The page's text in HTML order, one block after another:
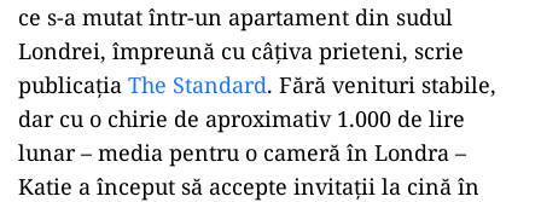
ce s-a mutat într-un apartament din sudul
Londrei, împreună cu câţiva prieteni, scrie
publicaţia The Standard. Fără venituri stabile,
dar cu o chirie de aproximativ 1.000 de lire
lunar – media pentru o cameră în Londra –
Katie a început să accepte invitaţii la cină în